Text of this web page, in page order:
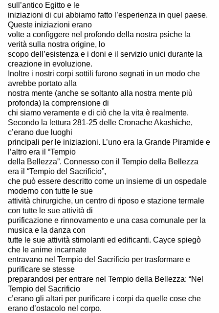
sull’antico Egitto e le
iniziazioni di cui abbiamo fatto l’esperienza in quel paese.
Queste iniziazioni erano
volte a configgere nel profondo della nostra psiche la
verità sulla nostra origine, lo
scopo dell’esistenza e i doni e il servizio unici durante la
creazione in evoluzione.
Inoltre i nostri corpi sottili furono segnati in un modo che
avrebbe portato alla
nostra mente (anche se soltanto alla nostra mente più
profonda) la comprensione di
chi siamo veramente e di ciò che la vita è realmente.
Secondo la lettura 281-25 delle Cronache Akashiche,
c’erano due luoghi
principali per le iniziazioni. L’uno era la Grande Piramide e
l’altro era il “Tempio
della Bellezza”. Connesso con il Tempio della Bellezza
era il “Tempio del Sacrificio”,
che può essere descritto come un insieme di un ospedale
moderno con tutte le sue
attività chirurgiche, un centro di riposo e stazione termale
con tutte le sue attività di
purificazione e rinnovamento e una casa comunale per la
musica e la danza con
tutte le sue attività stimolanti ed edificanti. Cayce spiegò
che le anime incarnate
entravano nel Tempio del Sacrificio per trasformare e
purificare se stesse
preparandosi per entrare nel Tempio della Bellezza: “Nel
Tempio del Sacrificio
c’erano gli altari per purificare i corpi da quelle cose che
erano d’ostacolo nel corpo.